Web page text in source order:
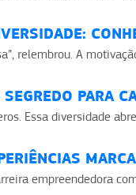
relembrou. A
PARA
Essa diversidade
empreendedora